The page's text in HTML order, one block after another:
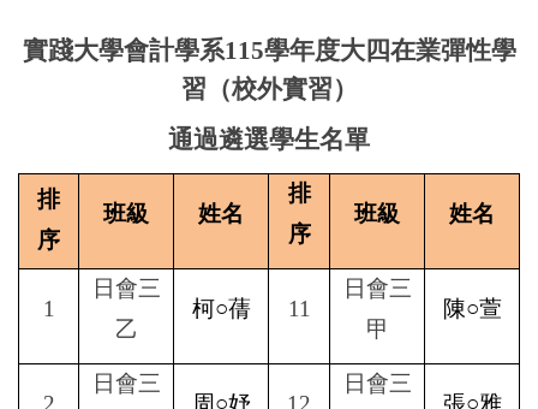
實踐大學會計學系115學年度大四在業彈性學
習（校外實習）
通過遴選學生名單
排
序
班級 姓名
排
序
班級 姓名
1
日會三
乙
柯○蒨 11
日會三
甲
陳○萱
2
日會三
周○妤 12
日會三
張○雅